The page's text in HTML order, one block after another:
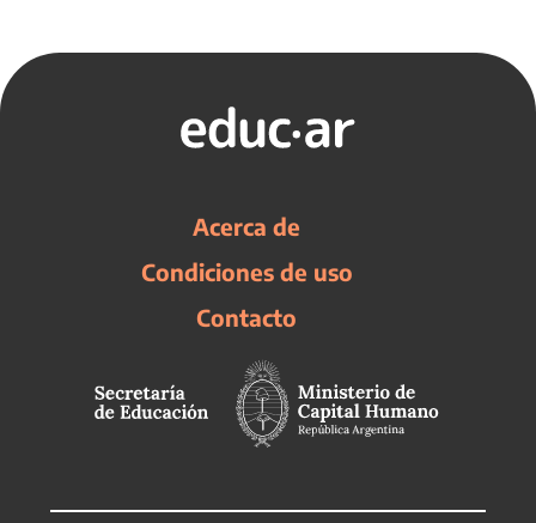
Acerca de
Condiciones de uso
Contacto